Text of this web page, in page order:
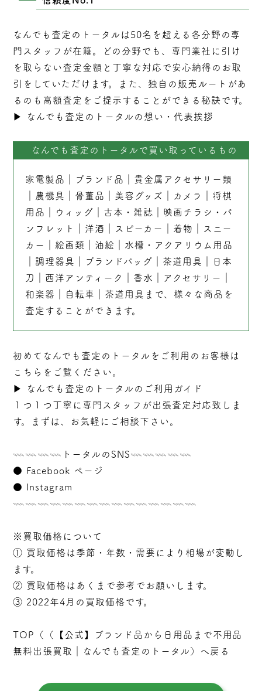
なんでも査定のトータルは50名を超える各分野の専
門スタッフが在籍。どの分野でも、専門業社に引け
を取らない査定 金額と丁寧な対応で安心納得のお取
引をしていただけます。また、独自の販売ルートがあ
るのも高額査定をご提示することができる秘訣です。
▶︎
なんでも査定のトータルの想い・代表挨拶
なんでも査定のトータルで買い取っているもの
家電製品 ブランド品
貴金属アクセサリー類
農機具 骨董品 美容グッズ カメラ
将棋
用品
ウィッグ 古本 ・ 雑誌
映画チラシ・パ
ンフレット
洋酒 スピーカー 着物
スニー
カー
絵画類 油絵
水槽・アクアリウム用品
調理器具 ブランドバッグ ｜茶道用具｜
日本
刀
西洋アンティーク 香水 アクセサリー
和楽器
自転車 茶道用具 まで、様々な商品を
査定することができます。
初めてなんでも査定のトータルをご利用のお客様は
こちらをご覧ください。
▶︎
なんでも査定のトータルのご利用ガイド
１つ１つ丁寧に専門スタッフが出張査定対応致しま
す。まずは、お気軽にご相談下さい。
𓇠𓇠𓇠𓇠トータルのSNS𓇠𓇠𓇠𓇠𓇠
● Facebook ページ
● Instagram
𓇠𓇠𓇠𓇠𓇠𓇠𓇠𓇠𓇠𓇠𓇠𓇠𓇠𓇠𓇠
※買取価格について
① 買取価格は季節・年数・需要により相場が変動し
ます。
② 買取価格はあくまで参考でお願いします。
③ 2022年4月の買取価格です。
TOP（（
【公式】ブランド品から日用品まで不用品
無料出張買取｜なんでも査定のトータル）へ戻る